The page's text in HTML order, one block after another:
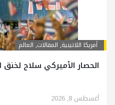
أمريكا اللاتينية, المقالات, العالم
الحصار الأميركي سلاح
أغسطس 8, 2026